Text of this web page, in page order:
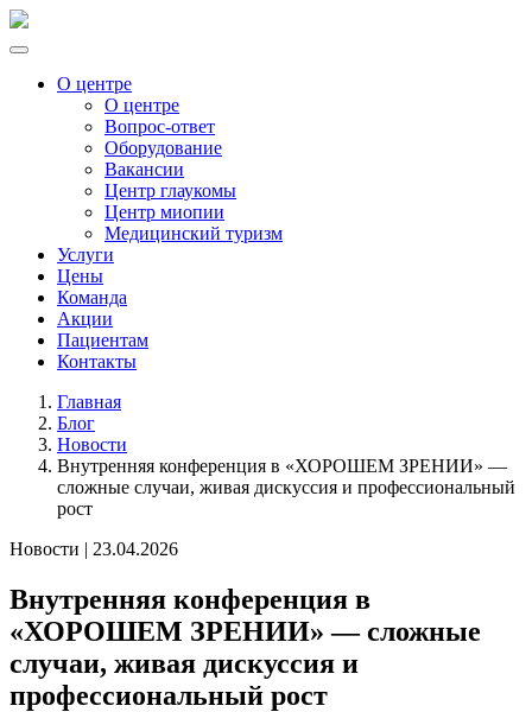
О центре
О центре
Вопрос-ответ
Оборудование
Вакансии
Центр глаукомы
Центр миопии
Медицинский туризм
Услуги
Цены
Команда
Акции
Пациентам
Контакты
Главная
Блог
Новости
Внутренняя конференция в «ХОРОШЕМ ЗРЕНИИ» —
сложные случаи, живая дискуссия и профессиональный
рост
Новости | 23.04.2026
Внутренняя конференция в
«ХОРОШЕМ ЗРЕНИИ» — сложные
случаи, живая дискуссия и
профессиональный рост